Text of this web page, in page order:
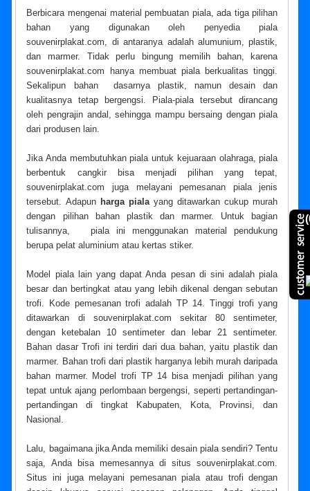
Berbicara mengenai material pembuatan piala, ada tiga pilihan
bahan yang digunakan oleh penyedia piala
souvenirplakat.com, di antaranya adalah alumunium, plastik,
dan marmer. Tidak perlu bingung memilih bahan, karena
souvenirplakat.com hanya membuat piala berkualitas tinggi.
Sekalipun bahan dasarnya plastik, namun desain dan
kualitasnya tetap bergengsi. Piala-piala tersebut dirancang
oleh pengrajin andal, sehingga mampu bersaing dengan piala
dari produsen lain.
Jika Anda membutuhkan piala untuk kejuaraan olahraga, piala
berbentuk cangkir bisa menjadi pilihan yang tepat,
souvenirplakat.com juga melayani pemesanan piala jenis
tersebut. Adapun harga pialayang ditawarkan cukup murah
dengan pilihan bahan plastik dan marmer. Untuk bagian
tulisannya, piala ini menggunakan material pendukung
berupa pelat aluminium atau kertas stiker.
Model piala lain yang dapat Anda pesan di sini adalah piala
besar dan bertingkat atau yang lebih dikenal dengan sebutan
trofi. Kode pemesanan trofi adalah TP 14. Tinggi trofi yang
ditawarkan di souvenirplakat.com sekitar 80 sentimeter,
dengan ketebalan 10 sentimeter dan lebar 21 sentimeter.
Bahan dasar Trofi ini terdiri dari dua bahan, yaitu plastik dan
marmer. Bahan trofi dari plastik harganya lebih murah daripada
bahan marmer. Model trofi TP 14 bisa menjadi pilihan yang
tepat untuk ajang perlombaan bergengsi, seperti pertandingan-
pertandingan di tingkat Kabupaten, Kota, Provinsi, dan
Nasional.
Lalu, bagaimana jika Anda memiliki desain piala sendiri? Tentu
saja, Anda bisa memesannya di situs souvenirplakat.com.
Situs ini juga melayani pemesanan piala atau trofi dengan